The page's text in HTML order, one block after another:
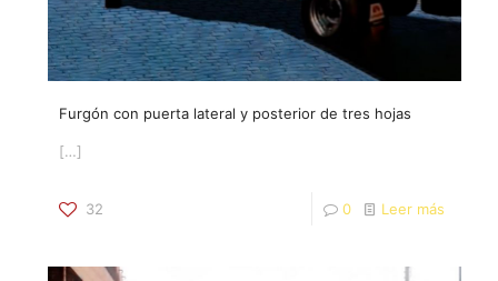
Furgón con puerta lateral y posterior de tres hojas
[…]
32 0 Leer más